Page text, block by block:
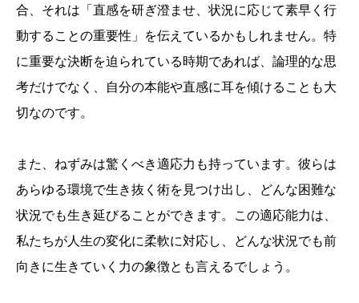
合、それは「直感を研ぎ澄ませ、状況に応じて素早く行
動することの重要性」を伝えているかもしれません。特
に重要な決断を迫られている時期であれば、論理的な思
考だけでなく、自分の本能や直感に耳を傾けることも大
切なのです。
また、ねずみは驚くべき適応力も持っています。彼らは
あらゆる環境で生き抜く術を見つけ出し、どんな困難な
状況でも生き延びることができます。この適応能力は、
私たちが人生の変化に柔軟に対応し、どんな状況でも前
向きに生きていく力の象徴とも言えるでしょう。